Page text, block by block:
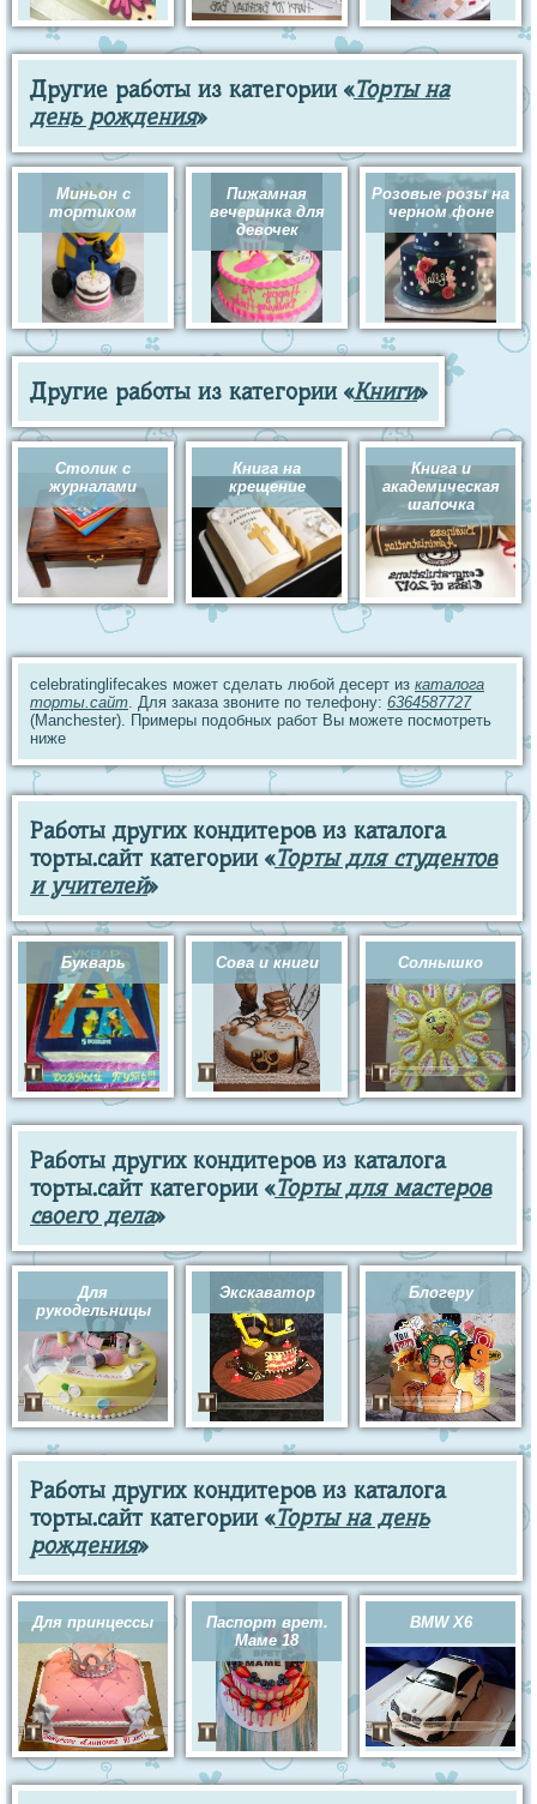
Другие работы из категории «Торты на
день рождения»
Миньон с
тортиком
Пижамная
вечеринка для
девочек
Розовые розы на
черном фоне
Другие работы из категории «Книги»
Столик с
журналами
Книга на
крещение
Книга и
академическая
шапочка
celebratinglifecakes может сделать любой десерт из каталога
торты.сайт. Для заказа звоните по телефону: 6364587727
(Manchester). Примеры подобных работ Вы можете посмотреть
ниже
Работы других кондитеров из каталога
торты.сайт категории «Торты для студентов
и учителей»
Букварь Сова и книги Солнышко
Работы других кондитеров из каталога
торты.сайт категории «Торты для мастеров
своего дела»
Для
рукодельницы
Экскаватор Блогеру
Работы других кондитеров из каталога
торты.сайт категории «Торты на день
рождения»
Для принцессы
Паспорт врет.
Маме 18
BMW X6